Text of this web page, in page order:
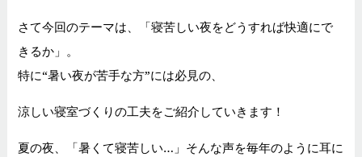
さて今回のテーマは、「寝苦しい夜をどうすれば快適にで
きるか」。
特に“暑い夜が苦手な方”には必見の、
涼しい寝室づくりの工夫をご紹介していきます！
夏の夜、「暑くて寝苦しい…」そんな声を毎年のように耳に